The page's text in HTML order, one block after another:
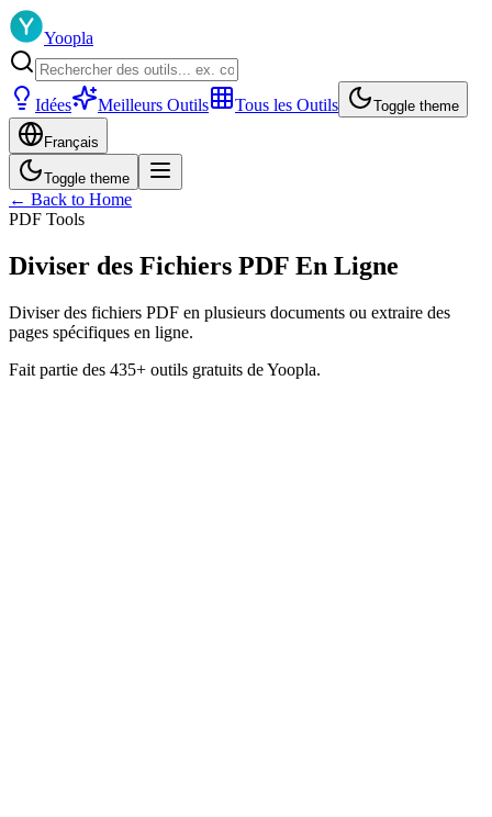
Yoopla
Idées Meilleurs Outils Tous les Outils Toggle theme
Français
Toggle theme
← Back to Home
PDF Tools
Diviser des Fichiers PDF En Ligne
Diviser des fichiers PDF en plusieurs documents ou extraire des
pages spécifiques en ligne.
Fait partie des 435+ outils gratuits de Yoopla.